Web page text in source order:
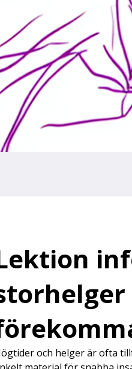
och helger är ofta